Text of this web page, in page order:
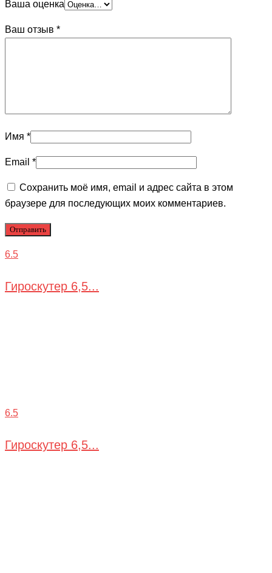
Ваша оценка
Ваш отзыв *
Имя *
Email *
Сохранить моё имя, email и адрес сайта в этом
браузере для последующих моих комментариев.
6.5
Гироскутер 6,5...
6.5
Гироскутер 6,5...